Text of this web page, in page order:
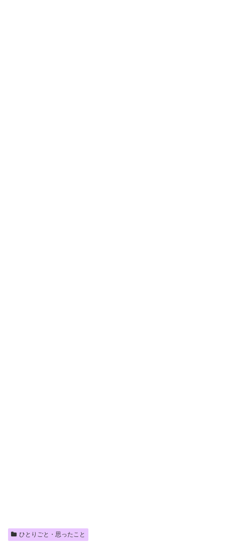
ひとりごと・思ったこと